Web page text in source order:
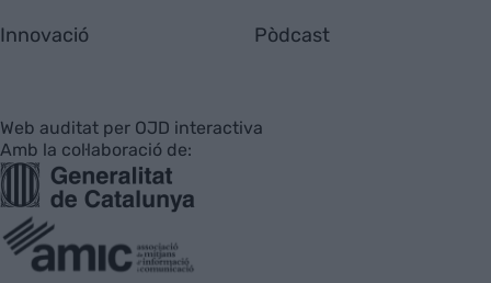
Innovació Pòdcast
Web auditat per OJD interactiva
Amb la col·laboració de: